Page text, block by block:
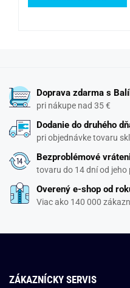
Doprava zdarma s
pri nákupe nad 35 €
Dodanie do druhého
pri objednávke tovaru
Bezproblémové
tovaru do 14 dní od jeho
Overený e-shop od
Viac ako 140 000
ZÁKAZNÍCKY SERVIS